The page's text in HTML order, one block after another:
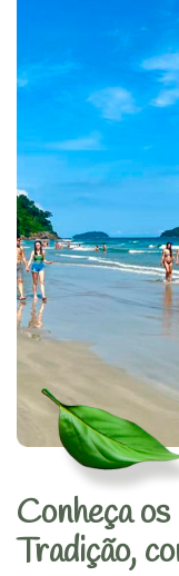
Conheça
Tradição,